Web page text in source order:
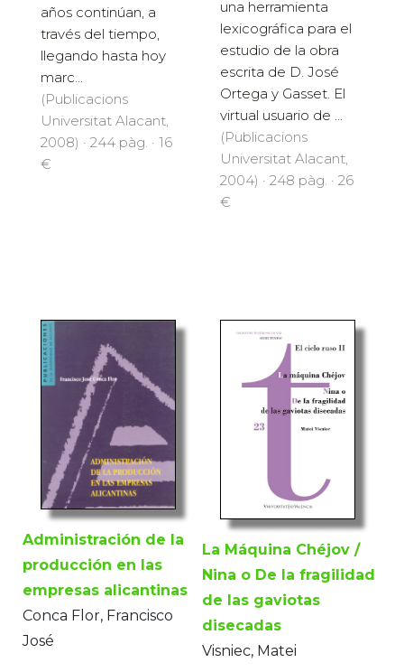
años continúan, a
través del tiempo,
llegando hasta hoy
marc...
(Publicacions
Universitat Alacant,
2008) · 244 pàg. · 16
€
una herramienta
lexicográfica para el
estudio de la obra
escrita de D. José
Ortega y Gasset. El
virtual usuario de ...
(Publicacions
Universitat Alacant,
2004) · 248 pàg. · 26
€
Administración de la
producción en las
empresas alicantinas
Conca Flor, Francisco
José
La Máquina Chéjov /
Nina o De la fragilidad
de las gaviotas
disecadas
Visniec, Matei